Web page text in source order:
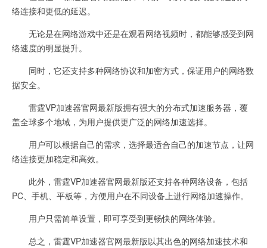
络连接和更低的延迟。
无论是在网络游戏中还是在观看网络视频时，都能够感受到网
络速度的明显提升。
同时，它还支持多种网络协议和加密方式，保证用户的网络数
据安全。
雷霆VP加速器官网最新版拥有强大的分布式加速服务器，覆
盖全球多个地域，为用户提供更广泛的网络加速选择。
用户可以根据自己的需求，选择最适合自己的加速节点，让网
络连接更加稳定和高效。
此外，雷霆VP加速器官网最新版还支持各种网络设备，包括
PC、手机、平板等，方便用户在不同设备上进行网络加速操作。
用户只需简单设置，即可享受到更畅快的网络体验。
总之，雷霆VP加速器官网最新版以其出色的网络加速技术和